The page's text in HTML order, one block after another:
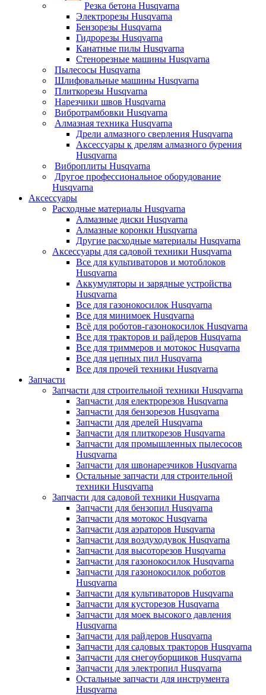
Резка бетона Husqvarna
Электрорезы Husqvarna
Бензорезы Husqvarna
Гидрорезы Husqvarna
Канатные пилы Husqvarna
Стенорезные машины Husqvarna
Пылесосы Husqvarna
Шлифовальные машины Husqvarna
Плиткорезы Husqvarna
Нарезчики швов Husqvarna
Вибротрамбовки Husqvarna
Алмазная техника Husqvarna
Дрели алмазного сверления Husqvarna
Аксессуары к дрелям алмазного бурения
Husqvarna
Виброплиты Husqvarna
Другое профессиональное оборудование
Husqvarna
Аксессуары
Расходные материалы Husqvarna
Алмазные диски Husqvarna
Алмазные коронки Husqvarna
Другие расходные материалы Husqvarna
Аксессуары для садовой техники Husqvarna
Все для культиваторов и мотоблоков
Husqvarna
Аккумуляторы и зарядные устройства
Husqvarna
Все для газонокосилок Husqvarna
Все для минимоек Husqvarna
Всё для роботов-газонокосилок Husqvarna
Все для тракторов и райдеров Husqvarna
Все для триммеров и мотокос Husqvarna
Все для цепных пил Husqvarna
Все для прочей техники Husqvarna
Запчасти
Запчасти для строительной техники Husqvarna
Запчасти для електрорезов Husqvarna
Запчасти для бензорезов Husqvarna
Запчасти для дрелей Husqvarna
Запчасти для плиткорезов Husqvarna
Запчасти для промышленных пылесосов
Husqvarna
Запчасти для швонарезчиков Husqvarna
Остальные запчасти для строительной
техники Husqvarna
Запчасти для садовой техники Husqvarna
Запчасти для бензопил Husqvarna
Запчасти для мотокос Husqvarna
Запчасти для аэраторов Husqvarna
Запчасти для воздуходувок Husqvarna
Запчасти для высоторезов Husqvarna
Запчасти для газонокосилок Husqvarna
Запчасти для газонокосилок роботов
Husqvarna
Запчасти для культиваторов Husqvarna
Запчасти для кусторезов Husqvarna
Запчасти для моек высокого давления
Husqvarna
Запчасти для райдеров Husqvarna
Запчасти для садовых тракторов Husqvarna
Запчасти для снегоуборщиков Husqvarna
Запчасти для электропил Husqvarna
Остальные запчасти для инструмента
Husqvarna